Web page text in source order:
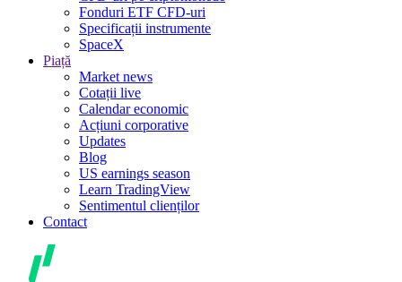
Fonduri ETF CFD-uri
Specificații instrumente
SpaceX
Piață
Market news
Cotații live
Calendar economic
Acțiuni corporative
Updates
Blog
US earnings season
Learn TradingView
Sentimentul clienților
Contact